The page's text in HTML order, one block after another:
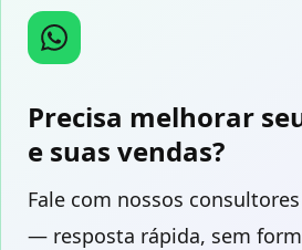
Precisa melhorar
e suas vendas?
Fale com nossos
— resposta rápida, sem